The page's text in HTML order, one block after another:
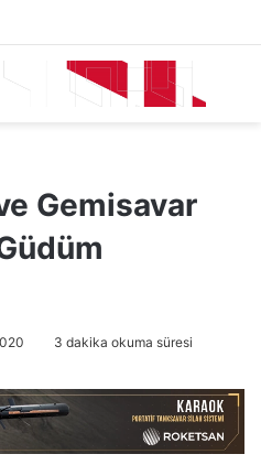
Gemisavar
3 dakika okuma süresi